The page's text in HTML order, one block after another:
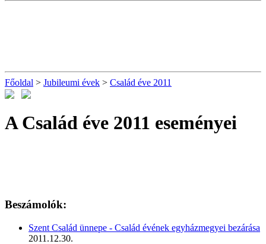
Főoldal > Jubileumi évek > Család éve 2011
A Család éve 2011 eseményei
Beszámolók:
Szent Család ünnepe - Család évének egyházmegyei bezárása
2011.12.30.